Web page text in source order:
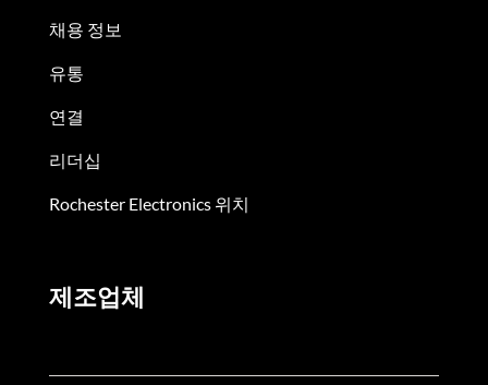
채용 정보
유통
연결
리더십
Rochester Electronics 위치
제조업체